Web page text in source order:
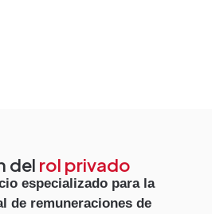
del rol privado
especializado para la
de remuneraciones de